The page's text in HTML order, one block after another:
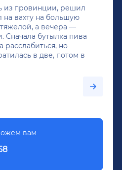
из провинции, решил
на вахту на большую
а вечера —
бутылка пива
расслабиться, но
в две, потом в
он уже пил почти
по методу
вам